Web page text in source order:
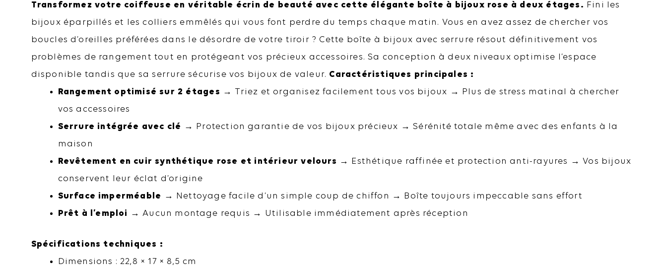
Transformez votre coiffeuse en véritable écrin de beauté avec cette élégante boîte à bijoux rose à deux étages. Fini les
bijoux éparpillés et les colliers emmêlés qui vous font perdre du temps chaque matin. Vous en avez assez de chercher vos
boucles d’oreilles préférées dans le désordre de votre tiroir ? Cette boîte à bijoux avec serrure résout définitivement vos
problèmes de rangement tout en protégeant vos précieux accessoires. Sa conception à deux niveaux optimise l’espace
disponible tandis que sa serrure sécurise vos bijoux de valeur. Caractéristiques principales :
Rangement optimisé sur 2 étages → Triez et organisez facilement tous vos bijoux → Plus de stress matinal à chercher
vos accessoires
Serrure intégrée avec clé → Protection garantie de vos bijoux précieux → Sérénité totale même avec des enfants à la
maison
Revêtement en cuir synthétique rose et intérieur velours → Esthétique raffinée et protection anti-rayures → Vos bijoux
conservent leur éclat d’origine
Surface imperméable → Nettoyage facile d’un simple coup de chiffon → Boîte toujours impeccable sans effort
Prêt à l’emploi → Aucun montage requis → Utilisable immédiatement après réception
Spécifications techniques :
Dimensions : 22,8 × 17 × 8,5 cm